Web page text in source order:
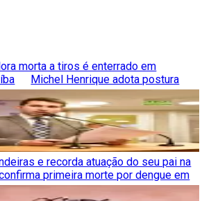
morta a tiros é enterrado em
Michel Henrique adota postura
e recorda atuação do seu pai na
primeira morte por dengue em